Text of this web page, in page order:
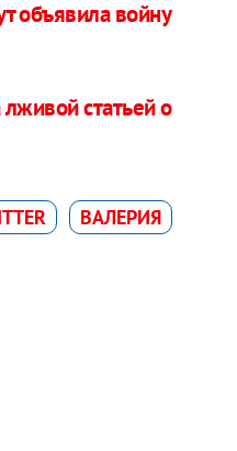
объявила войну
статьей о
ВАЛЕРИЯ